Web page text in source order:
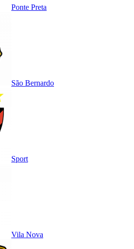
Ponte Preta
São Bernardo
Sport
Vila Nova